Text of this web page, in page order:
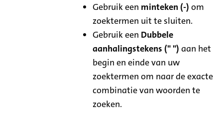
Gebruik een minteken (-) om
zoektermen uit te sluiten.
Gebruik een Dubbele
aanhalingstekens (" ") aan het
begin en einde van uw
zoektermen om naar de exacte
combinatie van woorden te
zoeken.